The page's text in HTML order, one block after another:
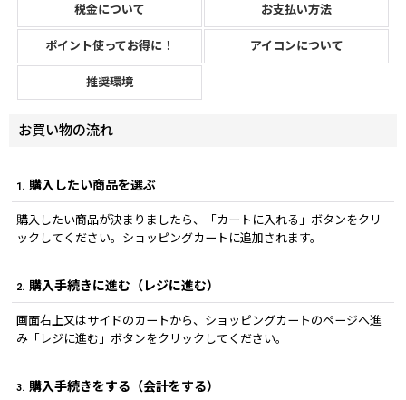
税金について お支払い方法
ポイント使ってお得に！ アイコンについて
推奨環境
お買い物の流れ
1. 購入したい商品を選ぶ
購入したい商品が決まりましたら、「カートに入れる」ボタンをクリ
ックしてください。ショッピングカートに追加されます。
2. 購入手続きに進む（レジに進む）
画面右上又はサイドのカートから、ショッピングカートのページへ進
み「レジに進む」ボタンをクリックしてください。
3. 購入手続きをする（会計をする）